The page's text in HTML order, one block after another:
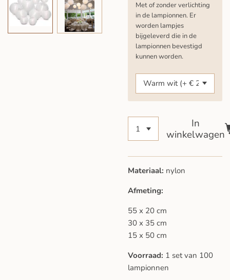
Met of zonder verlichting
in de lampionnen. Er
worden lampjes
bijgeleverd die in de
lampionnen bevestigd
kunnen worden.
In
winkelwagen
Materiaal: nylon
Afmeting:
55 x 20 cm
30 x 35 cm
15 x 50 cm
Voorraad: 1 set van 100
lampionnen